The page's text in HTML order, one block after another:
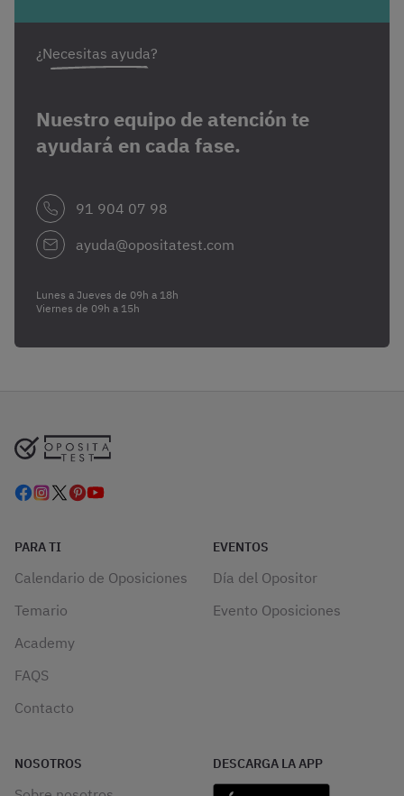
¿Necesitas ayuda?
Nuestro equipo de atención te
ayudará en cada fase.
91 904 07 98
ayuda@opositatest.com
Lunes a Jueves de 09h a 18h
Viernes de 09h a 15h